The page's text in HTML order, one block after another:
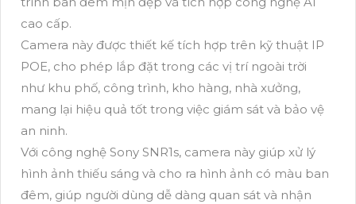
cao cấp.
Camera này được thiết kế tích hợp trên kỹ thuật IP
POE, cho phép lắp đặt trong các vị trí ngoài trời
như khu phố, công trình, kho hàng, nhà xưởng,
mang lại hiệu quả tốt trong việc giám sát và bảo vệ
an ninh.
Với công nghệ Sony SNR1s, camera này giúp xử lý
hình ảnh thiếu sáng và cho ra hình ảnh có màu ban
đêm, giúp người dùng dễ dàng quan sát và nhận